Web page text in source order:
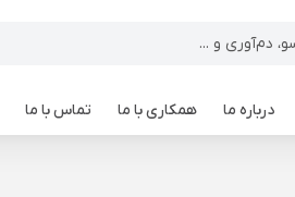
درباره ما همکاری با ما تماس با ما